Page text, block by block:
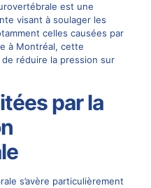
est une
visant à soulager les
celles causées par
à Montréal, cette
réduire la pression sur
par la
s’avère particulièrement